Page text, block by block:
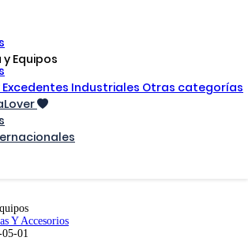
Equipos
Industriales Otras categorías
Y Accesorios
01